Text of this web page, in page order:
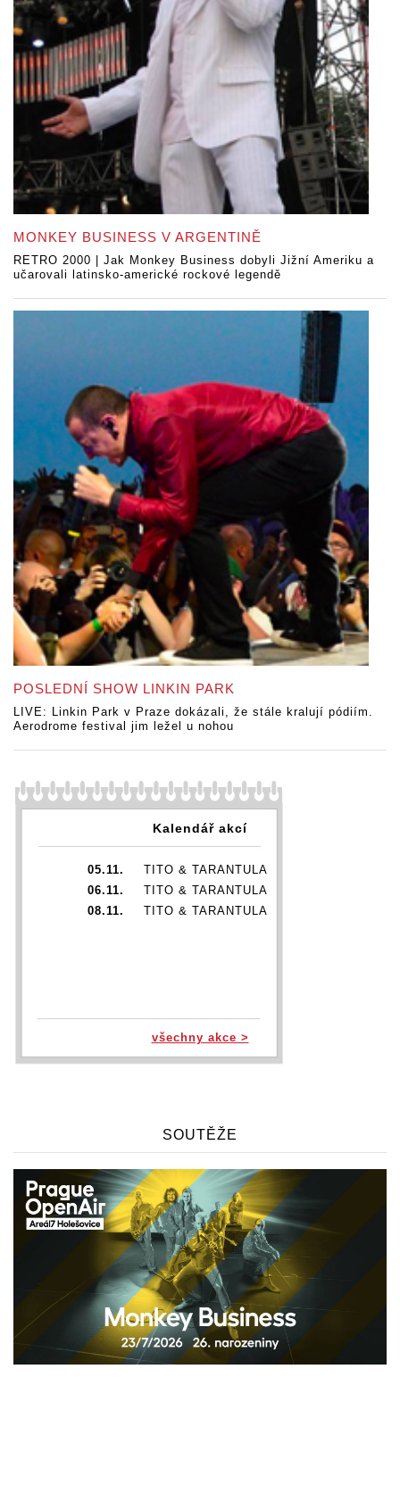
MONKEY BUSINESS V ARGENTINĚ
RETRO 2000 | Jak Monkey Business dobyli Jižní Ameriku a
učarovali latinsko-americké rockové legendě
POSLEDNÍ SHOW LINKIN PARK
LIVE: Linkin Park v Praze dokázali, že stále kralují pódiím.
Aerodrome festival jim ležel u nohou
Kalendář akcí
05.11.
TITO & TARANTULA
06.11.
TITO & TARANTULA
08.11.
TITO & TARANTULA
všechny akce >
SOUTĚŽE